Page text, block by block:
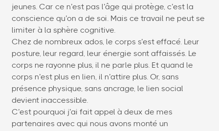
jeunes. Car ce n’est pas l’âge qui protège, c’est la
conscience qu’on a de soi. Mais ce travail ne peut se
limiter à la sphère cognitive.
Chez de nombreux ados, le corps s’est effacé. Leur
posture, leur regard, leur énergie sont affaissés. Le
corps ne rayonne plus, il ne parle plus. Et quand le
corps n’est plus en lien, il n’attire plus. Or, sans
présence physique, sans ancrage, le lien social
devient inaccessible.
C’est pourquoi j’ai fait appel à deux de mes
partenaires avec qui nous avons monté un